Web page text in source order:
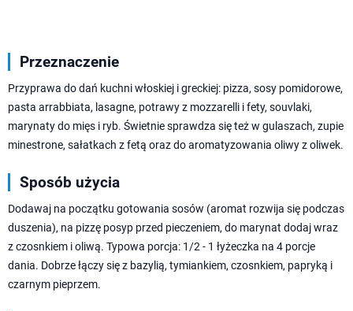
Przeznaczenie
Przyprawa do dań kuchni włoskiej i greckiej: pizza, sosy pomidorowe,
pasta arrabbiata, lasagne, potrawy z mozzarelli i fety, souvlaki,
marynaty do mięs i ryb. Świetnie sprawdza się też w gulaszach, zupie
minestrone, sałatkach z fetą oraz do aromatyzowania oliwy z oliwek.
Sposób użycia
Dodawaj na początku gotowania sosów (aromat rozwija się podczas
duszenia), na pizzę posyp przed pieczeniem, do marynat dodaj wraz
z czosnkiem i oliwą. Typowa porcja: 1/2 - 1 łyżeczka na 4 porcje
dania. Dobrze łączy się z bazylią, tymiankiem, czosnkiem, papryką i
czarnym pieprzem.